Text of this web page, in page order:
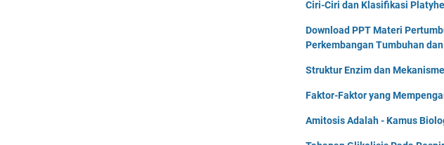
Ciri-Ciri dan Klasifikasi
Download PPT Materi
Perkembangan Tumbuhan
Struktur Enzim dan
Faktor-Faktor yang
Amitosis Adalah - Kamus